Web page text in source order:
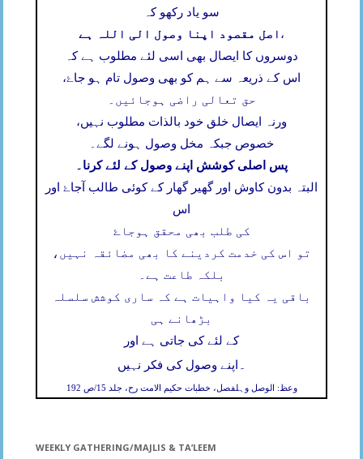
سو یاد رکھو کہ
اصل مقصود اپنا وصول الی اللہ ہے ،
دوسروں کا ایصال بھی اسی لئے مطلوب ہے کہ
اس کے ذریعہ سے ہم کو بھی وصول تام ہو جاۓ،
حق تعالی راضی ہوجائیں۔
ورنہ ایصال خلق خود بالذات مطلوب نہیں،
خصوص جبکہ مخل وصول ہونے لگے۔
پس اصلی کوشش اپنے وصول کے لئے کرنا۔
البتہ بدون کاوش اور گھیر گھار کے کوئی طالب آجاۓ اور
اس
کی طلب بھی محقق ہوجاۓ
تو اس کی خدمت کردینے کا بھی مضائقہ نہیں،
بلکہ طاعت ہے۔
باقی یہ کیا واہیات ہے کہ ساری کوشش سلسلہ
بڑھانے ہی
کے لئے کی جاتی ہے اور
اپنے وصول کی فکر نہیں ۔
وعظ: الوصل وہلفصل، خطبات حکیم الامت رح، جلد 15/ص 192
WEEKLY GATHERING/MAJLIS & TA’LEEM